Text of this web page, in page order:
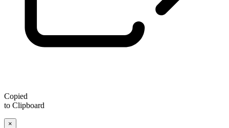
Copied
to Clipboard
×